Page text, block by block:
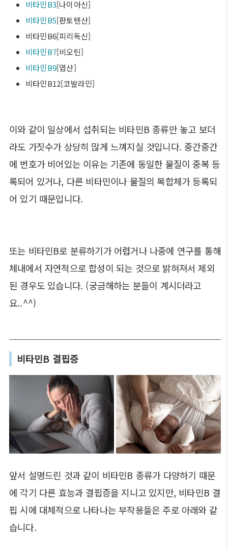
비타민B3[나이아신]
비타민B5[판토텐산]
비타민B6[피리독신]
비타민B7[비오틴]
비타민B9[엽산]
비타민B12[코발라민]
이와 같이 일상에서 섭취되는 비타민B 종류만 놓고 보더
라도 가짓수가 상당히 많게 느껴지실 것입니다. 중간중간
에 번호가 비어있는 이유는 기존에 동일한 물질이 중복 등
록되어 있거나, 다른 비타민이나 물질의 복합체가 등록되
어 있기 때문입니다.
또는 비타민B로 분류하기가 어렵거나 나중에 연구를 통해
체내에서 자연적으로 합성이 되는 것으로 밝혀져서 제외
된 경우도 있습니다. (궁금해하는 분들이 계시더라고
요..^^)
비타민B 결핍증
앞서 설명드린 것과 같이 비타민B 종류가 다양하기 때문
에 각기 다른 효능과 결핍증을 지니고 있지만, 비타민B 결
핍 시에 대체적으로 나타나는 부작용들은 주로 아래와 같
습니다.